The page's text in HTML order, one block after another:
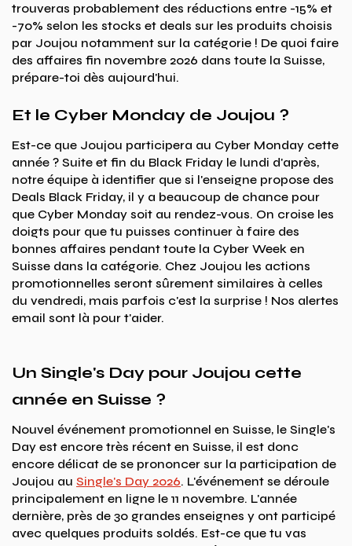
trouveras probablement des réductions entre -15% et
-70% selon les stocks et deals sur les produits choisis
par Joujou notamment sur la catégorie ! De quoi faire
des affaires fin novembre 2026 dans toute la Suisse,
prépare-toi dès aujourd'hui.
Et le Cyber Monday de Joujou ?
Est-ce que Joujou participera au Cyber Monday cette
année ? Suite et fin du Black Friday le lundi d'après,
notre équipe à identifier que si l'enseigne propose des
Deals Black Friday, il y a beaucoup de chance pour
que Cyber Monday soit au rendez-vous. On croise les
doigts pour que tu puisses continuer à faire des
bonnes affaires pendant toute la Cyber Week en
Suisse dans la catégorie. Chez Joujou les actions
promotionnelles seront sûrement similaires à celles
du vendredi, mais parfois c'est la surprise ! Nos alertes
email sont là pour t'aider.
Un Single's Day pour Joujou cette
année en Suisse ?
Nouvel événement promotionnel en Suisse, le Single's
Day est encore très récent en Suisse, il est donc
encore délicat de se prononcer sur la participation de
Joujou au Single's Day 2026. L'événement se déroule
principalement en ligne le 11 novembre. L'année
dernière, près de 30 grandes enseignes y ont participé
avec quelques produits soldés. Est-ce que tu vas